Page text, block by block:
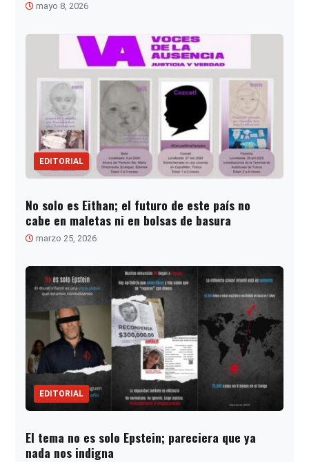
mayo 8, 2026
EDITORIAL
No solo es Eithan; el futuro de este país no
cabe en maletas ni en bolsas de basura
marzo 25, 2026
EDITORIAL
El tema no es solo Epstein; pareciera que ya
nada nos indigna